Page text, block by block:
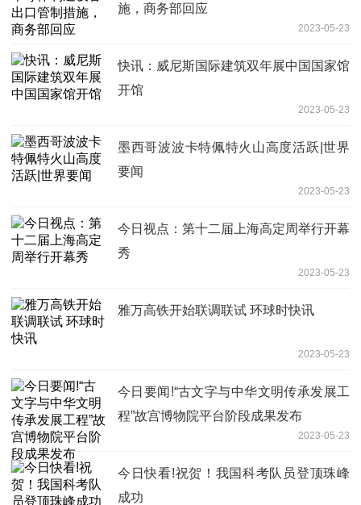
施，商务部回应
2023-05-23
快讯：威尼斯国际建筑双年展中国国家馆
开馆
2023-05-23
墨西哥波波卡特佩特火山高度活跃|世界
要闻
2023-05-23
今日视点：第十二届上海高定周举行开幕
秀
2023-05-23
雅万高铁开始联调联试 环球时快讯
2023-05-23
今日要闻!“古文字与中华文明传承发展工
程”故宫博物院平台阶段成果发布
2023-05-23
今日快看!祝贺！我国科考队员登顶珠峰
成功